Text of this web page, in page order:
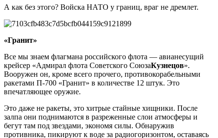
А как без этого? Войска НАТО у границ, враг не дремлет.
«Гранит»
Все мы знаем флагмана российского флота — авианесущий
крейсер «Адмирал флота Советского СоюзаКузнецов».
Вооружен он, кроме всего прочего, противокорабельными
ракетами П-700 «Гранит» в количестве 12 штук. Это
впечатляющее оружие.
Это даже не ракеты, это хитрые стайные хищники. После
залпа они поднимаются в разреженные слои атмосферы и
бегут там под звездами, экономя силы. Обнаружив
противника, пикируют к воде за радиогоризонтом, оставаясь